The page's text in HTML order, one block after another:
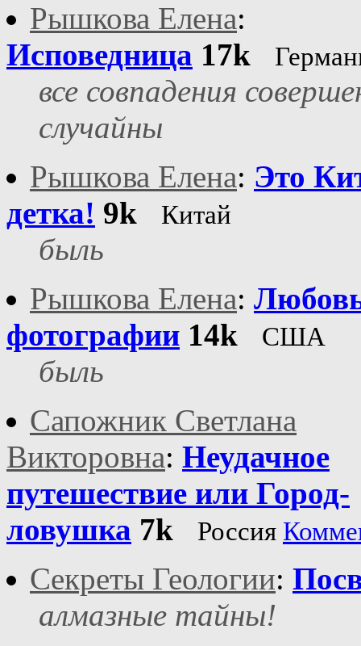
Рышкова Елена:
Исповедница 17k
все совпадения
случайны
Рышкова Елена: Это
детка! 9k Китай
быль
Рышкова Елена:
фотографии 14k США
быль
Сапожник Светлана
Викторовна: Неудачное
путешествие или Город-
ловушка 7k Россия
Секреты Геологии:
алмазные тайны!